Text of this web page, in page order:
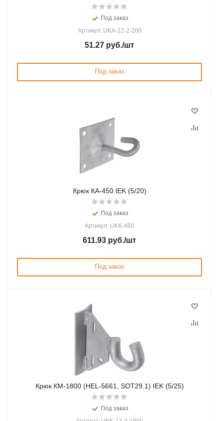
Под заказ
Артикул: UKA-12-2-200
51.27 руб./шт
Под заказ
Крюк КА-450 IEK (5/20)
Под заказ
Артикул: UKK-450
611.93 руб./шт
Под заказ
Крюк КМ-1800 (HEL-5661, SOT29.1) IEK (5/25)
Под заказ